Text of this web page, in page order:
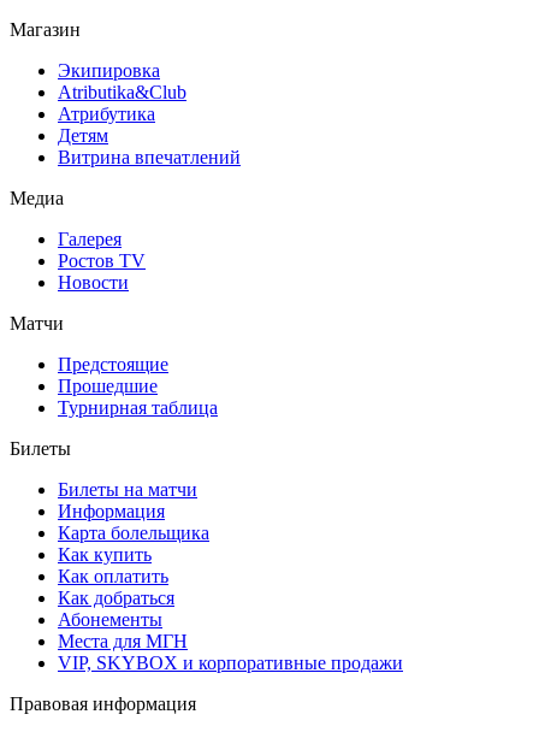
Магазин
Экипировка
Atributika&Club
Атрибутика
Детям
Витрина впечатлений
Медиа
Галерея
Ростов TV
Новости
Матчи
Предстоящие
Прошедшие
Турнирная таблица
Билеты
Билеты на матчи
Информация
Карта болельщика
Как купить
Как оплатить
Как добраться
Абонементы
Места для МГН
VIP, SKYBOX и корпоративные продажи
Правовая информация